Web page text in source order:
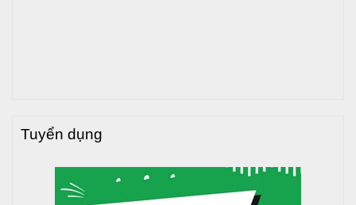
1140mm
toàn, tăng tuổi thọ và hiệu quả sử dụng. Dưới đây là hướng
dẫn từng bước chi tiết:
Tuyển dụng